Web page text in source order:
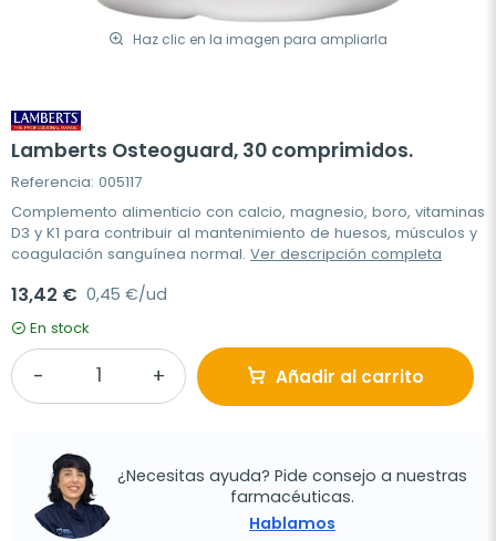
Haz clic en la imagen para ampliarla
Lamberts Osteoguard, 30 comprimidos.
Referencia: 005117
Complemento alimenticio con calcio, magnesio, boro, vitaminas
D3 y K1 para contribuir al mantenimiento de huesos, músculos y
coagulación sanguínea normal. Ver descripción completa
13,42 € 0,45 €/ud
En stock
Añadir al carrito
¿Necesitas ayuda? Pide consejo a nuestras
farmacéuticas.
Hablamos